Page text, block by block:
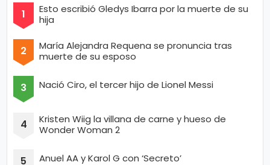
Esto escribió Gledys Ibarra por la muerte de su
hija
María Alejandra Requena se pronuncia tras
muerte de su esposo
Nació Ciro, el tercer hijo de Lionel Messi
Kristen Wiig la villana de carne y hueso de
Wonder Woman 2
Anuel AA y Karol G con ‘Secreto’